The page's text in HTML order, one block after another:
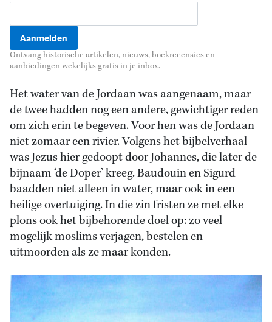
Ontvang historische artikelen, nieuws, boekrecensies en
aanbiedingen wekelijks gratis in je inbox.
Het water van de Jordaan was aangenaam, maar
de twee hadden nog een andere, gewichtiger reden
om zich erin te begeven. Voor hen was de Jordaan
niet zomaar een rivier. Volgens het bijbelverhaal
was Jezus hier gedoopt door Johannes, die later de
bijnaam ‘de Doper’ kreeg. Baudouin en Sigurd
baadden niet alleen in water, maar ook in een
heilige overtuiging. In die zin fristen ze met elke
plons ook het bijbehorende doel op: zo veel
mogelijk moslims verjagen, bestelen en
uitmoorden als ze maar konden.